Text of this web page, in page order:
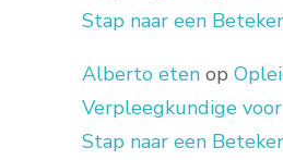
Stap naar een
Alberto eten op
Verpleegkundige
Stap naar een